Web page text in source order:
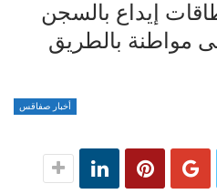
إصدار 4 بطاقات إيداع بالسجن
مواطنة بالطريق
أخبار صفاقس